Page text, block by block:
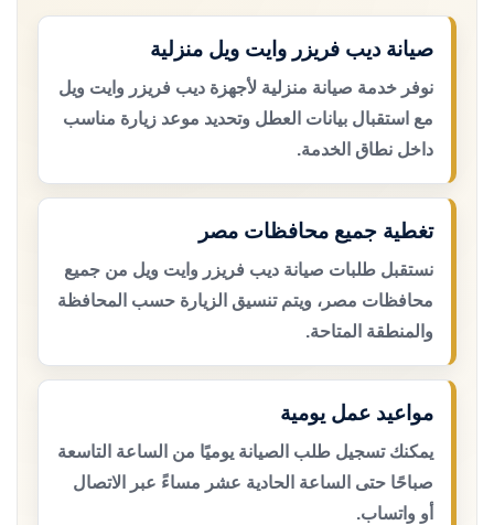
صيانة ديب فريزر وايت ويل منزلية
نوفر خدمة صيانة منزلية لأجهزة ديب فريزر وايت ويل
مع استقبال بيانات العطل وتحديد موعد زيارة مناسب
داخل نطاق الخدمة.
تغطية جميع محافظات مصر
نستقبل طلبات صيانة ديب فريزر وايت ويل من جميع
محافظات مصر، ويتم تنسيق الزيارة حسب المحافظة
والمنطقة المتاحة.
مواعيد عمل يومية
يمكنك تسجيل طلب الصيانة يوميًا من الساعة التاسعة
صباحًا حتى الساعة الحادية عشر مساءً عبر الاتصال
أو واتساب.